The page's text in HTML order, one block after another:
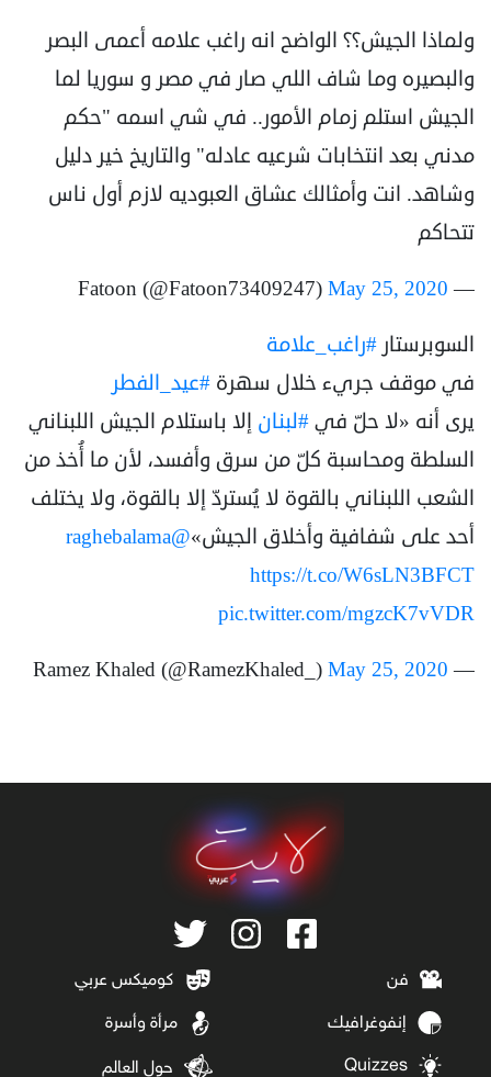
ولماذا الجيش؟؟ الواضح انه راغب علامه أعمى البصر
والبصيره وما شاف اللي صار في مصر و سوريا لما
الجيش استلم زمام الأمور.. في شي اسمه "حكم
مدني بعد انتخابات شرعيه عادله" والتاريخ خير دليل
وشاهد. انت وأمثالك عشاق العبوديه لازم أول ناس
تتحاكم
— Fatoon (@Fatoon73409247)
May 25, 2020
السوبرستار #راغب_علامة
في موقف جريء خلال سهرة #عيد_الفطر
يرى أنه «لا حلّ في#لبنان إلا باستلام الجيش اللبناني
السلطة ومحاسبة كلّ من سرق وأفسد، لأن ما أُخذ من
الشعب اللبناني بالقوة لا يُستردّ إلا بالقوة، ولا يختلف
أحد على شفافية وأخلاق الجيش»@raghebalama
https://t.co/W6sLN3BFCT
pic.twitter.com/mgzcK7vVDR
— Ramez Khaled (@RamezKhaled_)
May 25, 2020
فن كوميكس عربي
إنفوغرافيك مرأة وأسرة
Quizzes حول العالم